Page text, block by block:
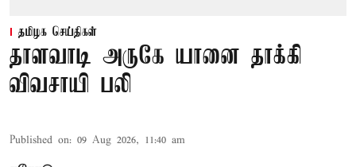
தமிழக செய்திகள்
தாளவாடி அருகே யானை தாக்கி
விவசாயி பலி
Published on: 09 Aug 2026, 11:40 am